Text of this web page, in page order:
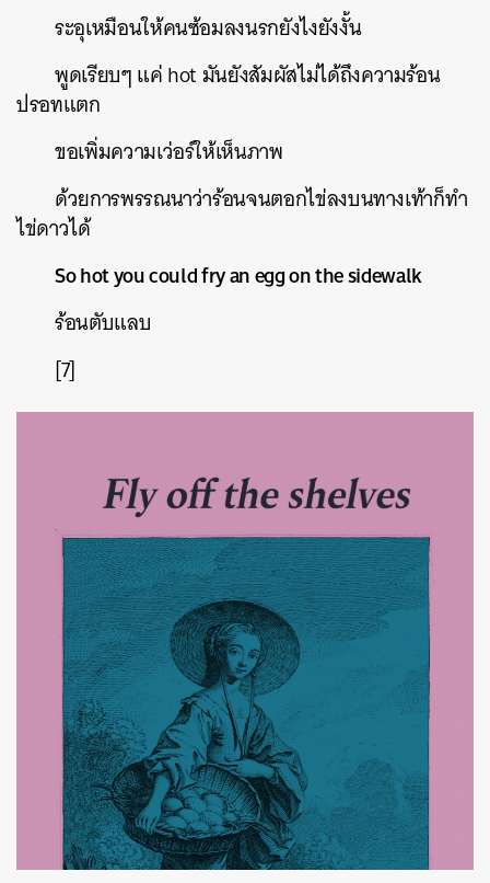
ระอุเหมือนให้คนซ้อมลงนรกยังไงยังงั้น
พูดเรียบๆแค่hotมันยังสัมผัสไม่ได้ถึงความร้อน
ปรอทแตก
ขอเพิ่มความเว่อร์ให้เห็นภาพ
ด้วยการพรรณนาว่าร้อนจนตอกไข่ลงบนทางเท้าก็ทำ
ไข่ดาวได้
So hot you could fry an egg on the sidewalk
ร้อนตับแลบ
[7]